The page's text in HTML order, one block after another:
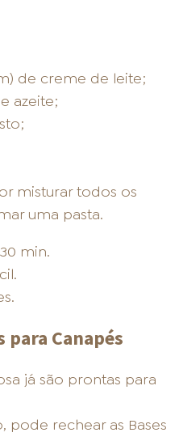
de creme de leite;
azeite;
misturar todos os
uma pasta.
min.
para Canapés
já são prontas para
pode rechear as Bases